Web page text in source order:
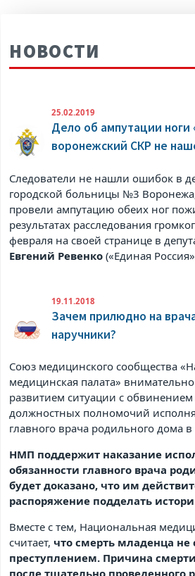
НОВОСТИ
25.02.2019
Дело об ампутации ноги
воронежский СКР не
Следователи не нашли ошибок в
городской больницы №3
провели ампутацию обеих ног
результатах расследования
февраля на своей странице в
Евгений Ревенко(«Единая
19.11.2018
Зачем прилюдно на
наручники?
Союз медицинского сообщества
медицинская палата»
развитием ситуации с
должностных полномочий
главного врача родильного дома
НМП поддержит наказание
обязанности главного врача
будет доказано, что им
распоряжение подделать
Вместе с тем, Национальная
считает,что смерть младенца не
преступлением. Причина